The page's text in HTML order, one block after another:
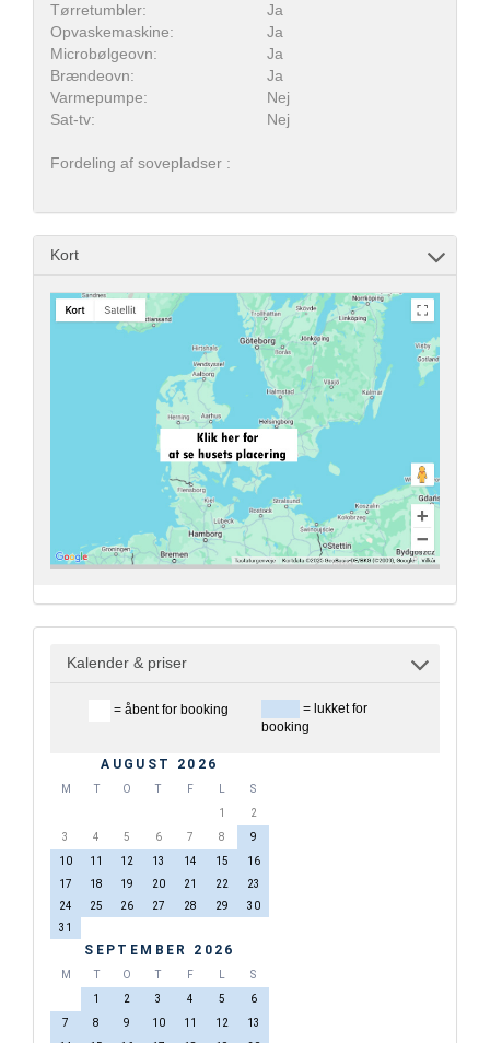
Tørretumbler:
Ja
Opvaskemaskine:
Ja
Microbølgeovn:
Ja
Brændeovn:
Ja
Varmepumpe:
Nej
Sat-tv:
Nej
Fordeling af sovepladser :
Kort
Kalender & priser
= åbent for booking
= lukket for
booking
AUGUST 2026
M T O T F L
S
1
2
3
4 5 6 7 8
9
10
11 12 13 14 15
16
17
18 19 20 21 22
23
24
25 26 27 28 29
30
31
SEPTEMBER 2026
M T O T F L
S
1
2 3 4 5
6
7
8 9 10 11 12
13